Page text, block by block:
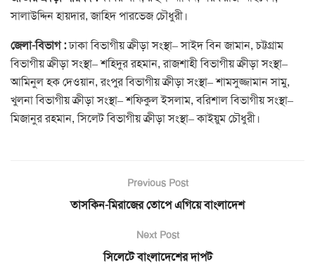
সালাউদ্দিন হায়দার, জাহিদ পারভেজ চৌধুরী।
জেলা-বিভাগ :ঢাকা বিভাগীয় ক্রীড়া সংস্থা– সাইদ বিন জামান, চট্টগ্রাম
বিভাগীয় ক্রীড়া সংস্থা– শহিদুর রহমান, রাজশাহী বিভাগীয় ক্রীড়া সংস্থা–
আমিনুল হক দেওয়ান, রংপুর বিভাগীয় ক্রীড়া সংস্থা– শামসুজ্জামান সামু,
খুলনা বিভাগীয় ক্রীড়া সংস্থা– শফিকুল ইসলাম, বরিশাল বিভাগীয় সংস্থা–
মিজানুর রহমান, সিলেট বিভাগীয় ক্রীড়া সংস্থা– কাইয়ুম চৌধুরী।
Previous Post
তাসকিন-মিরাজের তোপে এগিয়ে বাংলাদেশ
Next Post
সিলেটে বাংলাদেশের দাপট